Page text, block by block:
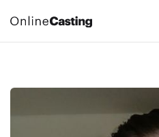
CASTINGS & JOBS